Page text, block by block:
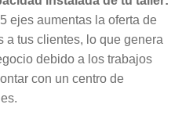
ejes aumentas la oferta de
a tus clientes, lo que genera
debido a los trabajos
con un centro de